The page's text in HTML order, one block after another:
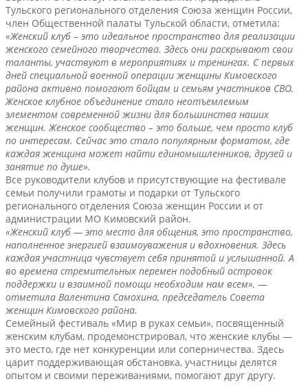
Тульского регионального отделения Союза женщин России,
член Общественной палаты Тульской области, отметила:
«Женский клуб – это идеальное пространство для реализации
женского семейного творчества. Здесь они раскрывают свои
таланты, участвуют в мероприятиях и тренингах. С первых
дней специальной военной операции женщины Кимовского
района активно помогают бойцам и семьям участников СВО.
Женское клубное объединение стало неотъемлемым
элементом современной жизни для большинства наших
женщин. Женское сообщество – это больше, чем просто клуб
по интересам. Сейчас это стало популярным форматом, где
каждая женщина может найти единомышленников, друзей и
занятие по душе».
Все руководители клубов и присутствующие на фестивале
семьи получили грамоты и подарки от Тульского
регионального отделения Союза женщин России и от
администрации МО Кимовский район.
«Женский клуб — это место для общения, это пространство,
наполненное энергией взаимоуважения и вдохновения. Здесь
каждая участница чувствует себя принятой и услышанной. А
во времена стремительных перемен подобный островок
поддержки и взаимной помощи необходим нам всем», —
отметила Валентина Самохина, председатель Совета
женщин Кимовского района.
Семейный фестиваль «Мир в руках семьи», посвященный
женским клубам, продемонстрировал, что женские клубы —
это место, где нет конкуренции или соперничества. Здесь
царит поддерживающая обстановка, участницы делятся
опытом и своими переживаниями, помогают друг другу.